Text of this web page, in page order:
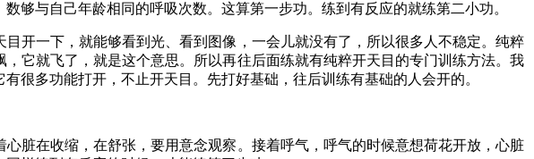
够与自己年龄相同的呼吸次数。这算第一步功。练到有反应的就练第二小功。
开一下，就能够看到光、看到图像，一会儿就没有了，所以很多人不稳定。纯粹
它就飞了，就是这个意思。所以再往后面练就有纯粹开天目的专门训练方法。我
很多功能打开，不止开天目。先打好基础，往后训练有基础的人会开的。
脏在收缩，在舒张，要用意念观察。接着呼气，呼气的时候意想荷花开放，心脏